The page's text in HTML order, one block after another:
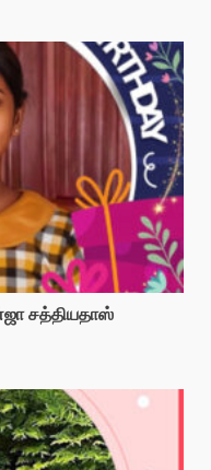
சத்தியதாஸ்